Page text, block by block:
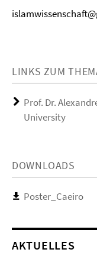
LINKS ZUM
Prof. Dr.
University
DOWNLOADS
Poster_Caeiro
AKTUELLES